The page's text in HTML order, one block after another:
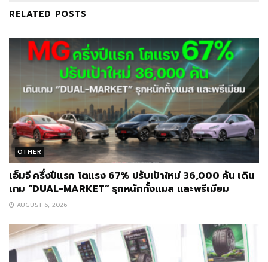
RELATED POSTS
OTHER
เอ็มจี ครึ่งปีแรก โตแรง 67% ปรับเป้าใหม่ 36,000 คัน เดิน
เกม “DUAL-MARKET” รุกหนักทั้งแมส และพรีเมียม
AUGUST 6, 2026